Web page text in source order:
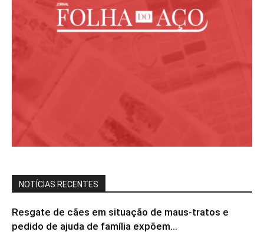
NOTÍCIAS RECENTES
Resgate de cães em situação de maus-tratos e
pedido de ajuda de família expõem...